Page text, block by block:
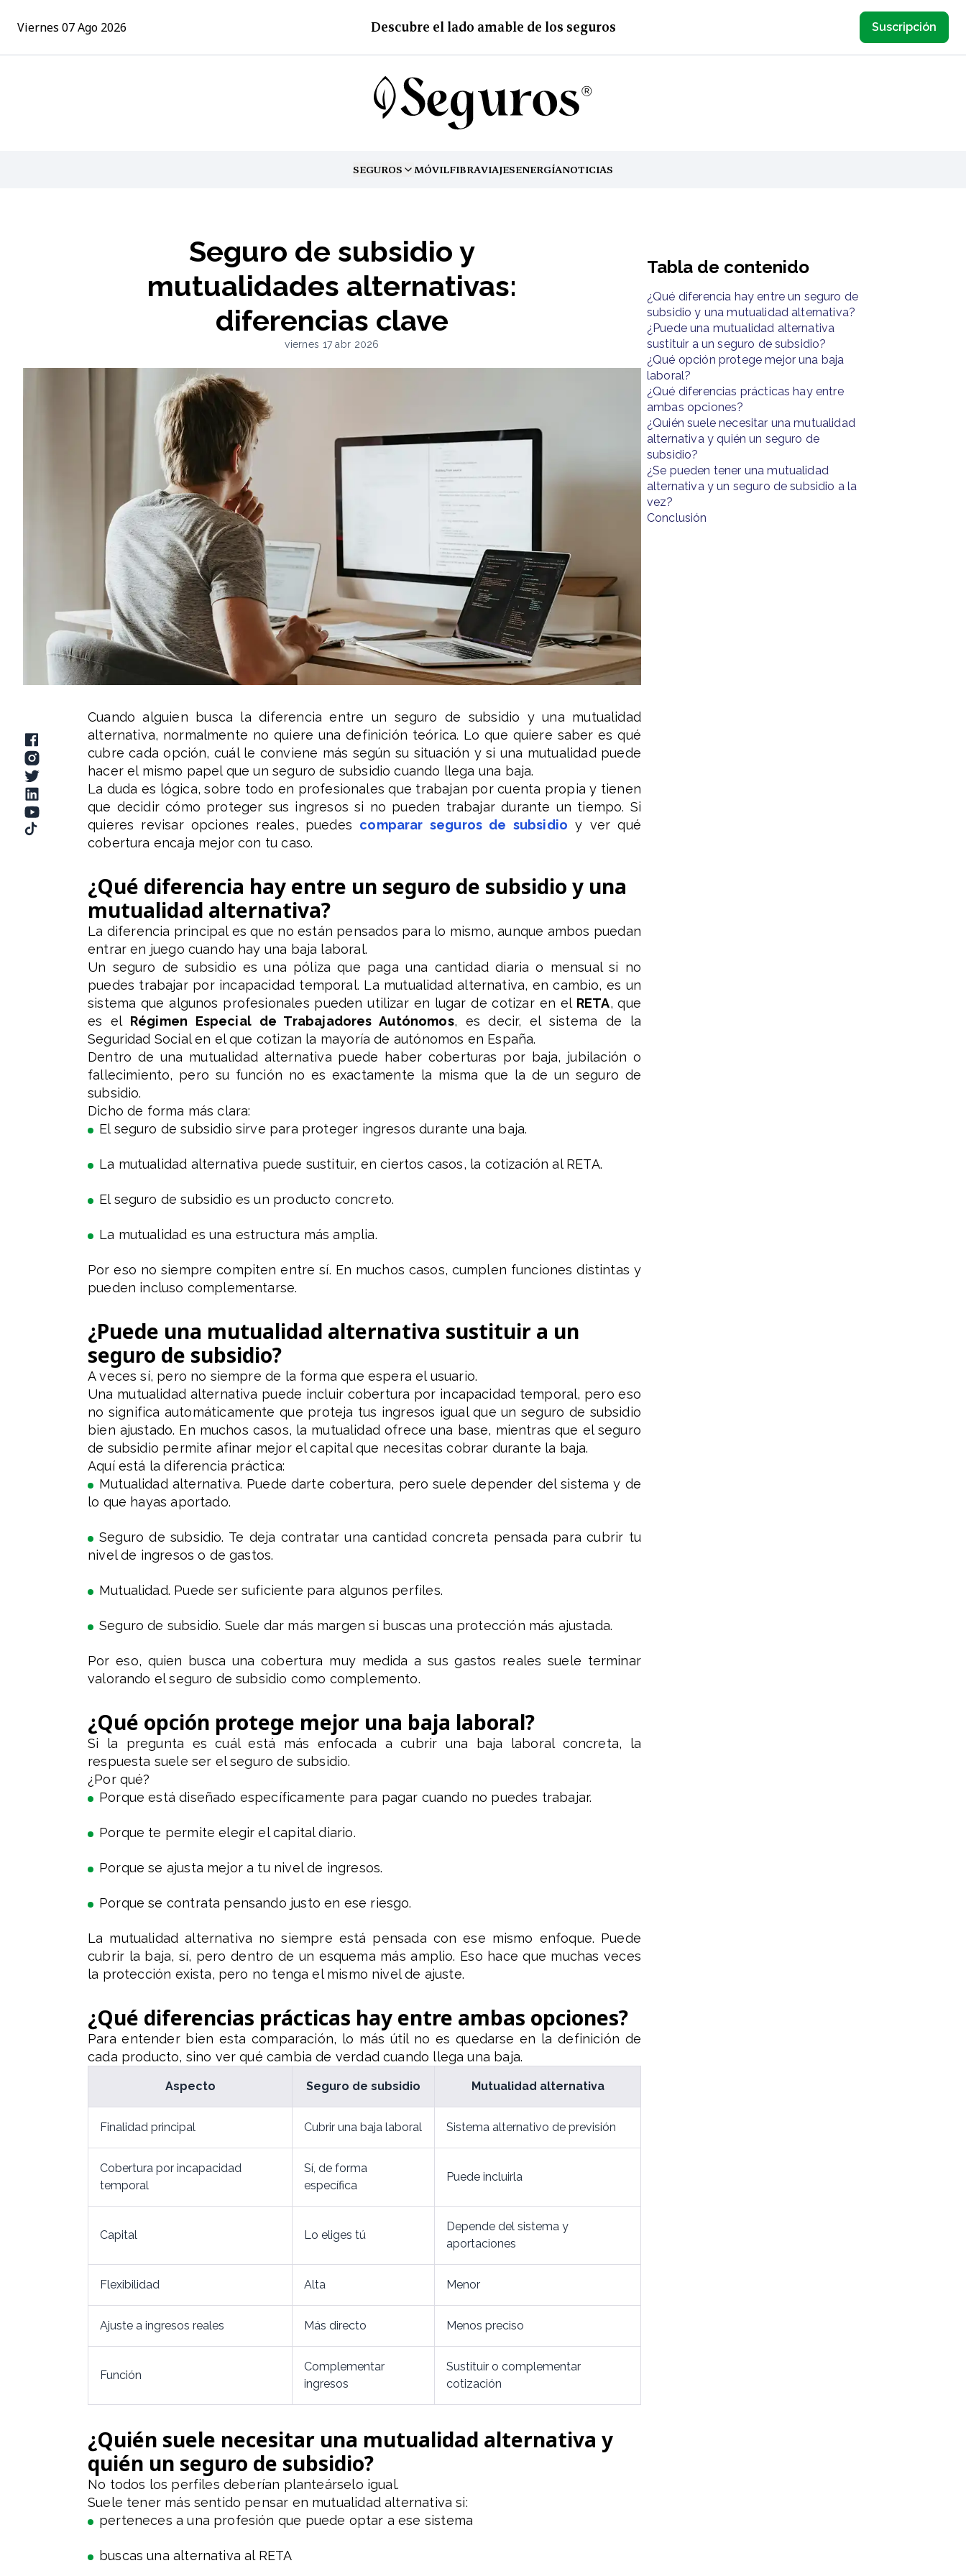
Viernes 07 Ago 2026 Descubre el lado amable de los seguros Suscripción
SEGUROS
TOGGLE MENUMÓVILFIBRAVIAJESENERGÍANOTICIAS
Seguro de subsidio y
mutualidades alternativas:
diferencias clave
viernes 17 abr 2026
Cuando alguien busca la diferencia entre un seguro de subsidio y una mutualidad
alternativa, normalmente no quiere una definición teórica. Lo que quiere saber es qué
cubre cada opción, cuál le conviene más según su situación y si una mutualidad puede
hacer el mismo papel que un seguro de subsidio cuando llega una baja.
La duda es lógica, sobre todo en profesionales que trabajan por cuenta propia y tienen
que decidir cómo proteger sus ingresos si no pueden trabajar durante un tiempo. Si
quieres revisar opciones reales, puedes comparar seguros de subsidio y ver qué
cobertura encaja mejor con tu caso.
¿Qué diferencia hay entre un seguro de subsidio y una
mutualidad alternativa?
La diferencia principal es que no están pensados para lo mismo, aunque ambos puedan
entrar en juego cuando hay una baja laboral.
Un seguro de subsidio es una póliza que paga una cantidad diaria o mensual si no
puedes trabajar por incapacidad temporal. La mutualidad alternativa, en cambio, es un
sistema que algunos profesionales pueden utilizar en lugar de cotizar en el RETA, que
es el Régimen Especial de Trabajadores Autónomos, es decir, el sistema de la
Seguridad Social en el que cotizan la mayoría de autónomos en España.
Dentro de una mutualidad alternativa puede haber coberturas por baja, jubilación o
fallecimiento, pero su función no es exactamente la misma que la de un seguro de
subsidio.
Dicho de forma más clara:
El seguro de subsidio sirve para proteger ingresos durante una baja.
La mutualidad alternativa puede sustituir, en ciertos casos, la cotización al RETA.
El seguro de subsidio es un producto concreto.
La mutualidad es una estructura más amplia.
Por eso no siempre compiten entre sí. En muchos casos, cumplen funciones distintas y
pueden incluso complementarse.
¿Puede una mutualidad alternativa sustituir a un
seguro de subsidio?
A veces sí, pero no siempre de la forma que espera el usuario.
Una mutualidad alternativa puede incluir cobertura por incapacidad temporal, pero eso
no significa automáticamente que proteja tus ingresos igual que un seguro de subsidio
bien ajustado. En muchos casos, la mutualidad ofrece una base, mientras que el seguro
de subsidio permite afinar mejor el capital que necesitas cobrar durante la baja.
Aquí está la diferencia práctica:
Mutualidad alternativa. Puede darte cobertura, pero suele depender del sistema y de
lo que hayas aportado.
Seguro de subsidio. Te deja contratar una cantidad concreta pensada para cubrir tu
nivel de ingresos o de gastos.
Mutualidad. Puede ser suficiente para algunos perfiles.
Seguro de subsidio. Suele dar más margen si buscas una protección más ajustada.
Por eso, quien busca una cobertura muy medida a sus gastos reales suele terminar
valorando el seguro de subsidio como complemento.
¿Qué opción protege mejor una baja laboral?
Si la pregunta es cuál está más enfocada a cubrir una baja laboral concreta, la
respuesta suele ser el seguro de subsidio.
¿Por qué?
Porque está diseñado específicamente para pagar cuando no puedes trabajar.
Porque te permite elegir el capital diario.
Porque se ajusta mejor a tu nivel de ingresos.
Porque se contrata pensando justo en ese riesgo.
La mutualidad alternativa no siempre está pensada con ese mismo enfoque. Puede
cubrir la baja, sí, pero dentro de un esquema más amplio. Eso hace que muchas veces
la protección exista, pero no tenga el mismo nivel de ajuste.
¿Qué diferencias prácticas hay entre ambas opciones?
Para entender bien esta comparación, lo más útil no es quedarse en la definición de
cada producto, sino ver qué cambia de verdad cuando llega una baja.
Aspecto Seguro de subsidio Mutualidad alternativa
Finalidad principal Cubrir una baja laboral Sistema alternativo de previsión
Cobertura por incapacidad
temporal
Sí, de forma
específica
Puede incluirla
Capital Lo eliges tú
Depende del sistema y
aportaciones
Flexibilidad Alta Menor
Ajuste a ingresos reales Más directo Menos preciso
Función
Complementar
ingresos
Sustituir o complementar
cotización
¿Quién suele necesitar una mutualidad alternativa y
quién un seguro de subsidio?
No todos los perfiles deberían planteárselo igual.
Suele tener más sentido pensar en mutualidad alternativa si:
perteneces a una profesión que puede optar a ese sistema
buscas una alternativa al RETA
Tabla de contenido
¿Qué diferencia hay entre un seguro de
subsidio y una mutualidad alternativa?
¿Puede una mutualidad alternativa
sustituir a un seguro de subsidio?
¿Qué opción protege mejor una baja
laboral?
¿Qué diferencias prácticas hay entre
ambas opciones?
¿Quién suele necesitar una mutualidad
alternativa y quién un seguro de
subsidio?
¿Se pueden tener una mutualidad
alternativa y un seguro de subsidio a la
vez?
Conclusión